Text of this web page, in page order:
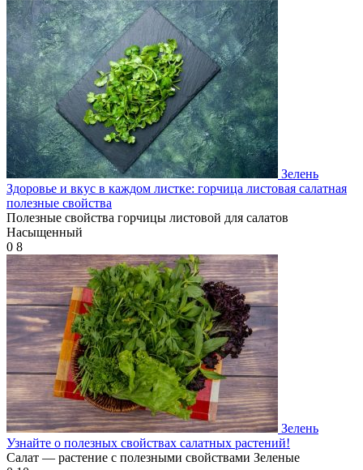
Зелень
Здоровье и вкус в каждом листке: горчица листовая салатная
полезные свойства
Полезные свойства горчицы листовой для салатов
Насыщенный
0 8
Зелень
Узнайте о полезных свойствах салатных растений!
Салат — растение с полезными свойствами Зеленые